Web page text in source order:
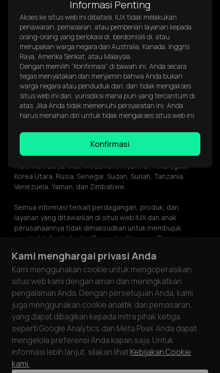
yang Anda mampu untuk kehilangan dan harus memastikan
bahwa Anda sepenuhnya memahami risiko yang terlibat.
Produk yang ditawarkan mungkin tidak cocok untuk semua
orang. Sebelum menggunakan produk ini, pertimbangkan
tingkat pengalaman Anda, tujuan keuangan Anda, dan
dapatkan saran independen jika diperlukan. Anda
bertanggung jawab memastikan bahwa Anda diizinkan
menggunakan layanan IUX berdasarkan persyaratan
hukum negara Anda. IUX tidak bertanggung jawab atas
kerugian atau kerusakan yang diakibatkan dari aktivitas
investasi apa pun. Informasi ini tidak ditujukan untuk
sanksi signifikan, termasuk namun tidak terbatas pada
Afghanistan, Barbados, Belarus, Burkina Faso, Kamerun,
Republik Afrika Tengah, Kuba, Republik Demokratik Kongo,
Haiti, Iran, Libya, Mali, Mozambik, Myanmar, Nikaragua,
Korea Utara, Rusia, Senegal, Sudan, Suriah, Tanzania,
Venezuela, Yaman, dan Zimbabwe.
Semua informasi terkait perdagangan, produk, dan
layanan yang ditawarkan di situs web IUX dan anak
perusahaannya tidak dimaksudkan untuk membujuk
penduduk Australia, Uni Eropa dan Kawasan Ekonomi
Amerika Serikat. Informasi di situs web ini bukan
merupakan saran investasi atau rekomendasi atau ajakan
untuk terlibat dalam aktivitas investasi apa pun. Informasi
di situs web ini hanya boleh disalin dengan izin tertulis dari
IUX memastikan keamanan dan privasi pelanggan dengan
mematuhi standar PCI DSS. Melalui kemitraan dengan
pemroses kartu yang diaudit sesuai persyaratan PCI DSS,
kami memprioritaskan keselamatan dana dan data
pelanggan.
Informasi Penting
Akses ke situs web ini dibatasi. IUX tidak melakukan
penawaran, pemasaran, atau pemberian layanan kepada
orang-orang yang berlokasi di, berdomisili di, atau
merupakan warga negara dari Australia, Kanada, Inggris
Raya, Amerika Serikat, atau Malaysia.
Dengan memilih “Konfirmasi” di bawah ini, Anda secara
tegas menyatakan dan menjamin bahwa Anda bukan
warga negara atau penduduk dari, dan tidak mengakses
situs web ini dari, yurisdiksi mana pun yang tercantum di
atas. Jika Anda tidak memenuhi persyaratan ini, Anda
harus menahan diri untuk tidak mengakses situs web ini.
Konfirmasi
Kami menghargai privasi Anda
Kami menggunakan cookie untuk mengoperasikan
situs web kami dengan aman dan meningkatkan
pengalaman Anda. Dengan persetujuan Anda, kami
juga menggunakan cookie analitik dan pemasaran,
yang dapat dibagikan kepada mitra pihak ketiga
seperti Google Analytics dan Meta Pixel. Anda dapat
mengelola preferensi Anda kapan saja. Untuk
informasi lebih lanjut, silakan lihatKebijakan Cookie
kami..